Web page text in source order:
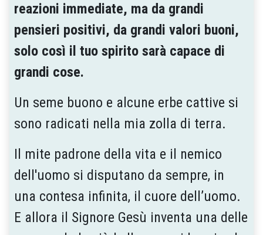
reazioni immediate, ma da grandi
pensieri positivi, da grandi valori buoni,
solo così il tuo spirito sarà capace di
grandi cose.
Un seme buono e alcune erbe cattive si
sono radicati nella mia zolla di terra.
Il mite padrone della vita e il nemico
dell'uomo si disputano da sempre, in
una contesa infinita, il cuore dell’uomo.
E allora il Signore Gesù inventa una delle